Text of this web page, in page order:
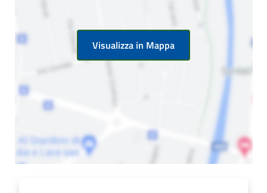
Visualizza in Mappa